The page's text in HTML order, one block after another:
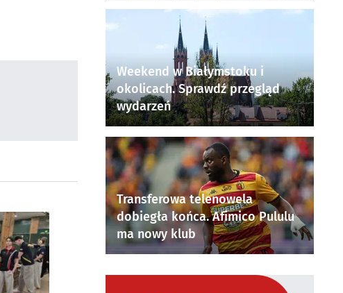
Weekend w Białymstoku i
okolicach. Sprawdź przegląd
wydarzeń
Transferowa telenowela
dobiegła końca. Afimico Pululu
ma nowy klub